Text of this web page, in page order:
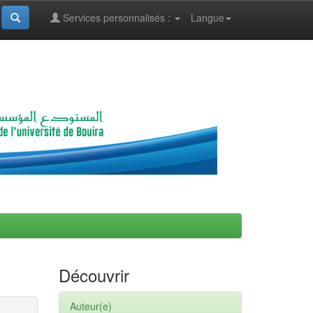
Langue
Services personnalisés :
Découvrir
Auteur(e)